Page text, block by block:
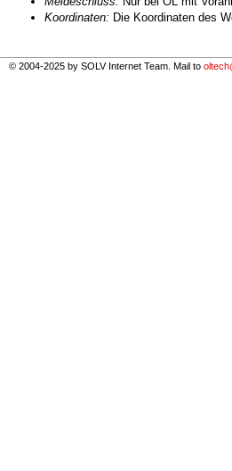
Koordinaten: Die Koordinaten des
© 2004-2025 by SOLV Internet Team. Mail to